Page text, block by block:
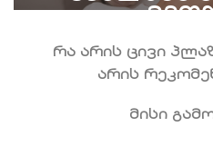
რა არის ცივი
არის
მისი